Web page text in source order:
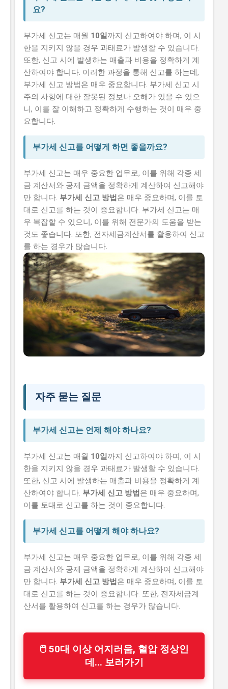
요?
부가세 신고는 매월 10일까지 신고하여야 하며, 이 시
한을 지키지 않을 경우 과태료가 발생할 수 있습니다.
또한, 신고 시에 발생하는 매출과 비용을 정확하게 계
산하여야 합니다. 이러한 과정을 통해 신고를 하는데,
부가세 신고 방법은 매우 중요합니다. 부가세 신고 시
주의 사항에 대한 잘못된 정보나 오해가 있을 수 있으
니, 이를 잘 이해하고 정확하게 수행하는 것이 매우 중
요합니다.
부가세 신고를 어떻게 하면 좋을까요?
부가세 신고는 매우 중요한 업무로, 이를 위해 각종 세
금 계산서와 공제 금액을 정확하게 계산하여 신고해야
만 합니다. 부가세 신고 방법 은 매우 중요하며, 이를 토
대로 신고를 하는 것이 중요합니다. 부가세 신고는 매
우 복잡할 수 있으니, 이를 위해 전문가의 도움을 받는
것도 좋습니다. 또한, 전자세금계산서를 활용하여 신고
를 하는 경우가 많습니다.
자주 묻는 질문
부가세 신고는 언제 해야 하나요?
부가세 신고는 매월 10일까지 신고하여야 하며, 이 시
한을 지키지 않을 경우 과태료가 발생할 수 있습니다.
또한, 신고 시에 발생하는 매출과 비용을 정확하게 계
산하여야 합니다. 부가세 신고 방법 은 매우 중요하며,
이를 토대로 신고를 하는 것이 중요합니다.
부가세 신고를 어떻게 해야 하나요?
부가세 신고는 매우 중요한 업무로, 이를 위해 각종 세
금 계산서와 공제 금액을 정확하게 계산하여 신고해야
만 합니다. 부가세 신고 방법 은 매우 중요하며, 이를 토
대로 신고를 하는 것이 중요합니다. 또한, 전자세금계
산서를 활용하여 신고를 하는 경우가 많습니다.
🖱 50대 이상 어지러움, 혈압 정상인
데... 보러가기